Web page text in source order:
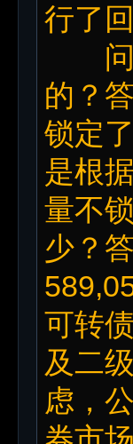
行了
问：
的？
锁定
是根
量不
少？
可转
及二
虑，